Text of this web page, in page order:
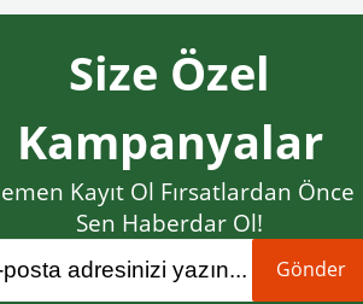
Size Özel
Kampanyalar
Kayıt Ol Fırsatlardan Önce
Sen Haberdar Ol!
Gönder